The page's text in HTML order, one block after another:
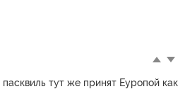
тут же принят Еуропой как